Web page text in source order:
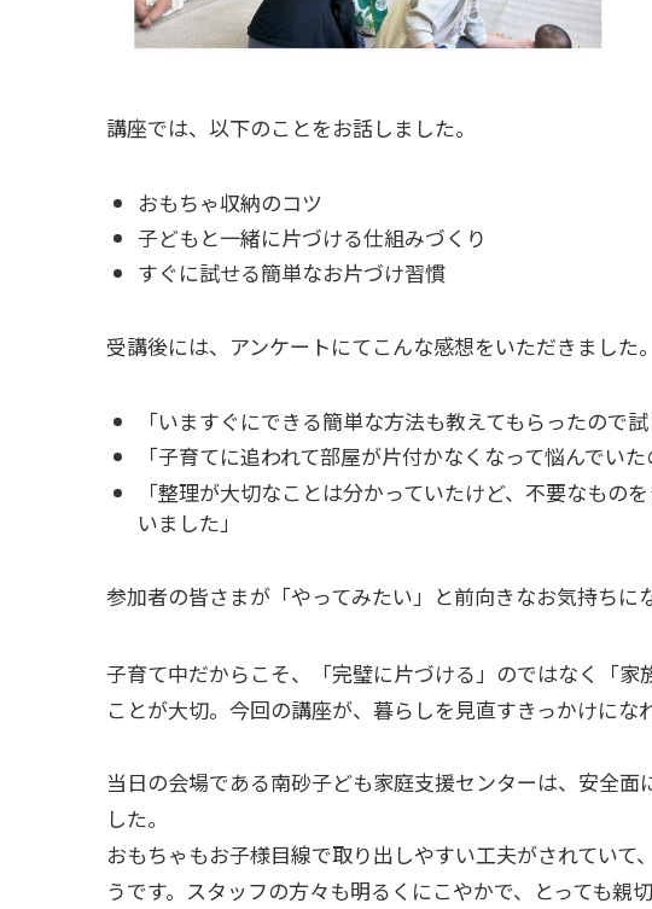
講座では、以下のことをお話しました。
おもちゃ収納のコツ
子どもと一緒に片づける仕組みづくり
すぐに試せる簡単なお片づけ習慣
受講後には、アンケートにてこんな感想をいただきました。
「いますぐにできる簡単な方法も教えてもらったので試
「子育てに追われて部屋が片付かなくなって悩んでい
「整理が大切なことは分かっていたけど、不要なもの
いました」
参加者の皆さまが「やってみたい」と前向きなお気持ちに
子育て中だからこそ、「完璧に片づける」のではなく「
ことが大切。今回の講座が、暮らしを見直すきっかけにな
当日の会場である南砂子ども家庭支援センターは、安全
した。
おもちゃもお子様目線で取り出しやすい工夫がされてい
うです。スタッフの方々も明るくにこやかで、とっても親切